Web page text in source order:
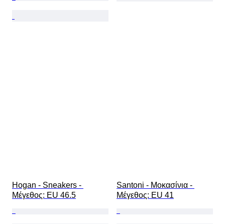
Hogan - Sneakers -
Mέγεθος: EU 46.5
Santoni - Μοκασίνια -
Mέγεθος: EU 41